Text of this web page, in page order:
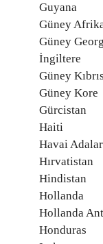
Guyana
Güney
Güney
İngiltere
Güney
Güney Kore
Gürcistan
Haiti
Havai
Hırvatistan
Hindistan
Hollanda
Hollanda
Honduras